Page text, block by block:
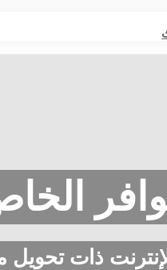
ذات تحويل